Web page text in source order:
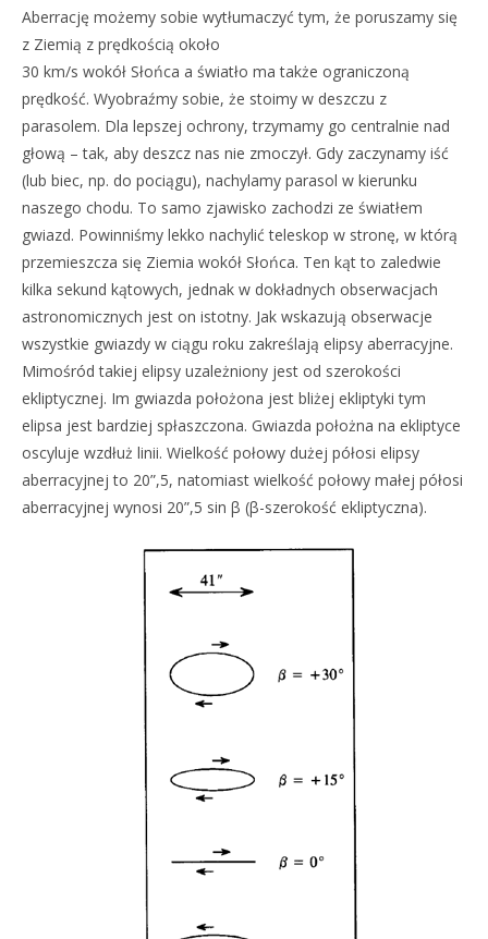
Aberrację możemy sobie wytłumaczyć tym, że poruszamy się
z Ziemią z prędkością około
30 km/s wokół Słońca a światło ma także ograniczoną
prędkość. Wyobraźmy sobie, że stoimy w deszczu z
parasolem. Dla lepszej ochrony, trzymamy go centralnie nad
głową – tak, aby deszcz nas nie zmoczył. Gdy zaczynamy iść
(lub biec, np. do pociągu), nachylamy parasol w kierunku
naszego chodu. To samo zjawisko zachodzi ze światłem
gwiazd. Powinniśmy lekko nachylić teleskop w stronę, w którą
przemieszcza się Ziemia wokół Słońca. Ten kąt to zaledwie
kilka sekund kątowych, jednak w dokładnych obserwacjach
astronomicznych jest on istotny. Jak wskazują obserwacje
wszystkie gwiazdy w ciągu roku zakreślają elipsy aberracyjne.
Mimośród takiej elipsy uzależniony jest od szerokości
ekliptycznej. Im gwiazda położona jest bliżej ekliptyki tym
elipsa jest bardziej spłaszczona. Gwiazda położna na ekliptyce
oscyluje wzdłuż linii. Wielkość połowy dużej półosi elipsy
aberracyjnej to 20”,5, natomiast wielkość połowy małej półosi
aberracyjnej wynosi 20”,5 sin β (β-szerokość ekliptyczna).